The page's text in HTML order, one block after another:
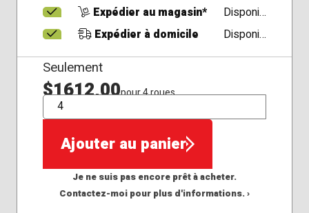
Expédier au magasin*
Disponible
Expédier à domicile
Disponible
Seulement
$1612,00pour 4 roues
QTÉ
Ajouter au panier
Je ne suis pas encore prêt à acheter.
Contactez-moi pour plus d'informations. ›